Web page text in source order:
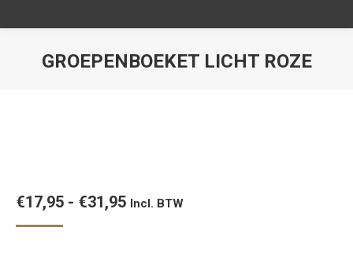
GROEPENBOEKET LICHT ROZE
€17,95 - €31,95Prijsklasse:
Incl. BTW